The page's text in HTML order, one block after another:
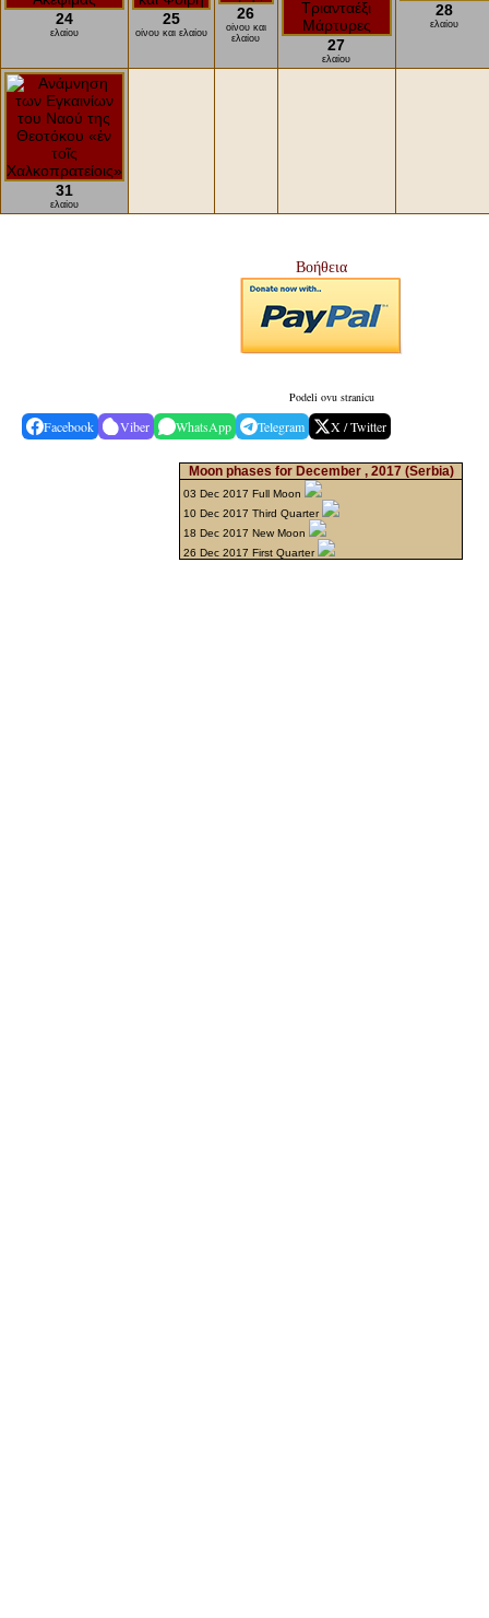
24
ελαίου
25
οίνου και ελαίου
26
οίνου και
ελαίου
27
ελαίου
28
ελαίου
31
ελαίου
Βοήθεια
Podeli ovu stranicu
Facebook Viber WhatsApp Telegram X / Twitter
Moon phases for December , 2017(Serbia)
03 Dec 2017 Full Moon
10 Dec 2017 Third Quarter
18 Dec 2017 New Moon
26 Dec 2017 First Quarter